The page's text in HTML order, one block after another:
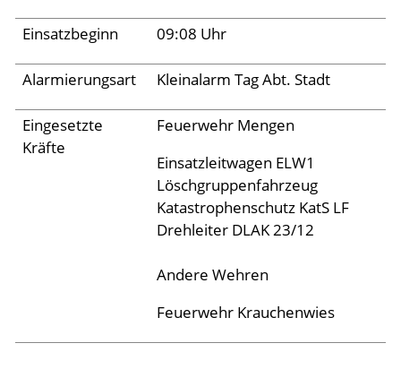
Aktuelles
Links
Einsatzbeginn 09:08 Uhr
Alarmierungsart Kleinalarm Tag Abt. Stadt
Eingesetzte
Kräfte
Feuerwehr Mengen
Einsatzleitwagen ELW1
Löschgruppenfahrzeug
Katastrophenschutz KatS LF
Drehleiter DLAK 23/12
Andere Wehren
Feuerwehr Krauchenwies